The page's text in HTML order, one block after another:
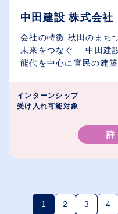
中田建設 株式会社
会社の特徴 秋田のまち
未来をつなぐ 中田建
能代を中心に官民の建
インターンシップ
受け入れ可能対象
詳
1
(現在のページ)
2 3 4